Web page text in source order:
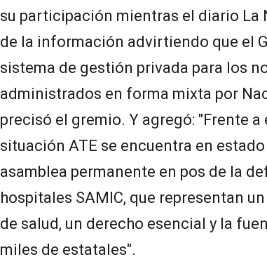
su participación mientras el diario La
de la información advirtiendo que el
sistema de gestión privada para los
administrados en forma mixta por
precisó el gremio. Y agregó: "Frente a
situación ATE se encuentra en
asamblea permanente en pos de la
hospitales SAMIC, que representan
de salud, un derecho esencial y la
miles de estatales".